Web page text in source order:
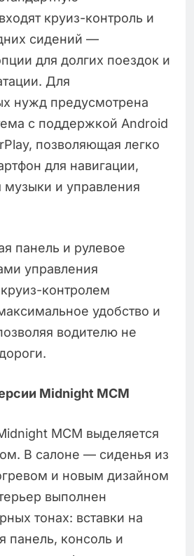
круиз-контроль и
сидений —
для долгих поездок и
Для
нужд предусмотрена
с поддержкой Android
позволяющая легко
для навигации,
и управления
панель и рулевое
управления
контролем
удобство и
водителю не
Midnight MCM
MCM выделяется
В салоне — сиденья из
и новым дизайном
выполнен
тонах: вставки на
панель, консоль и